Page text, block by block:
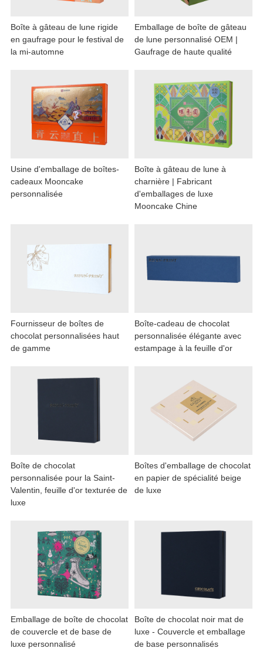
Boîte à gâteau de lune rigide
en gaufrage pour le festival de
la mi-automne
Emballage de boîte de gâteau
de lune personnalisé OEM |
Gaufrage de haute qualité
Usine d'emballage de boîtes-
cadeaux Mooncake
personnalisée
Boîte à gâteau de lune à
charnière | Fabricant
d'emballages de luxe
Mooncake Chine
Fournisseur de boîtes de
chocolat personnalisées haut
de gamme
Boîte-cadeau de chocolat
personnalisée élégante avec
estampage à la feuille d'or
Boîte de chocolat
personnalisée pour la Saint-
Valentin, feuille d'or texturée de
luxe
Boîtes d'emballage de chocolat
en papier de spécialité beige
de luxe
Emballage de boîte de chocolat
de couvercle et de base de
luxe personnalisé
Boîte de chocolat noir mat de
luxe - Couvercle et emballage
de base personnalisés